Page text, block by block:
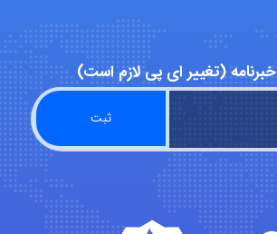
fatima
Jafar Tym
aghajari vahid
(تغییر ای پی لازم است)